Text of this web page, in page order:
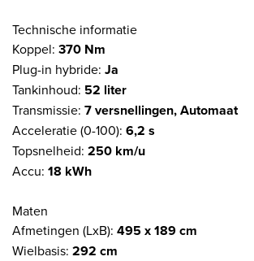
Technische informatie
Koppel: 370 Nm
Plug-in hybride: Ja
Tankinhoud: 52 liter
Transmissie: 7 versnellingen, Automaat
Acceleratie (0-100): 6,2 s
Topsnelheid: 250 km/u
Accu: 18 kWh
Maten
Afmetingen (LxB): 495 x 189 cm
Wielbasis: 292 cm